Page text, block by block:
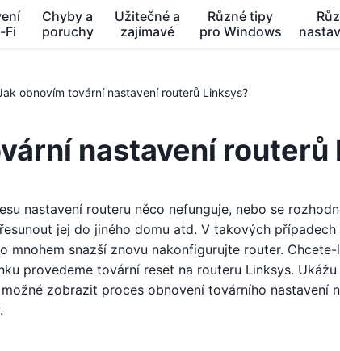
Fi
Chyby a
poruchy
Užitečné a
zajímavé
Různé tipy
pro Windows
obnovím tovární nastavení routerů Linksys?
nastavení routerů
nastavení routeru něco nefunguje, nebo se
jej do jiného domu atd. V takových
mnohem snazší znovu nakonfigurujte router.
provedeme tovární reset na routeru Linksys.
zobrazit proces obnovení továrního nastavení